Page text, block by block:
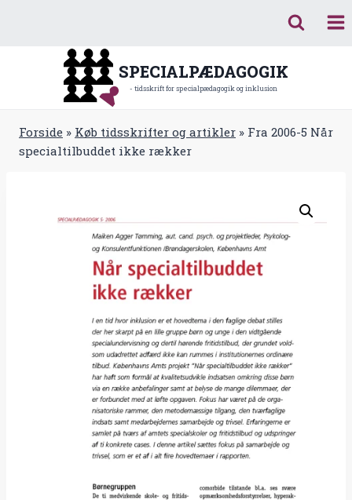
SPECIALPÆDAGOGIK
- tidsskrift for specialpædagogik og inklusion
Forside » Køb tidsskrifter og artikler » Fra 2006-5 Når
specialtilbuddet ikke rækker